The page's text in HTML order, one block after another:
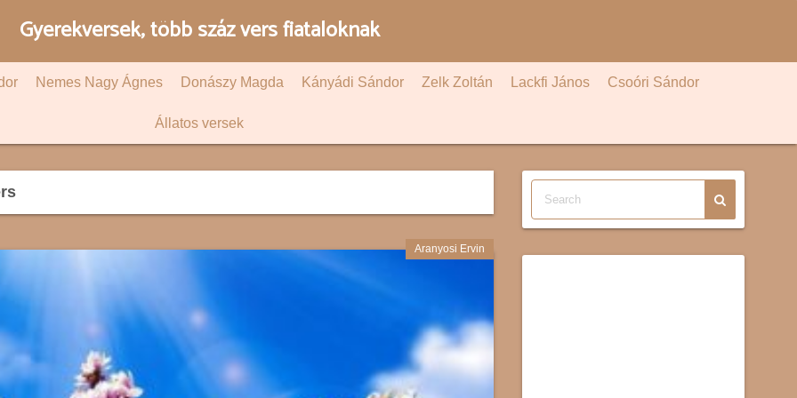
Gyerekversek, több száz vers fiataloknak
Nemes Nagy Ágnes Donászy Magda Kányádi Sándor Zelk Zoltán Lackfi János Csoóri Sándor
Állatos versek
Aranyosi Ervin